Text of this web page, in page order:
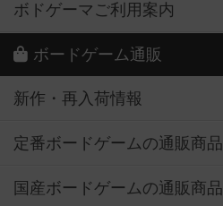
ボドゲーマご利用案内
ボードゲーム通販
新作・再入荷情報
定番ボードゲームの通販商品
国産ボードゲームの通販商品